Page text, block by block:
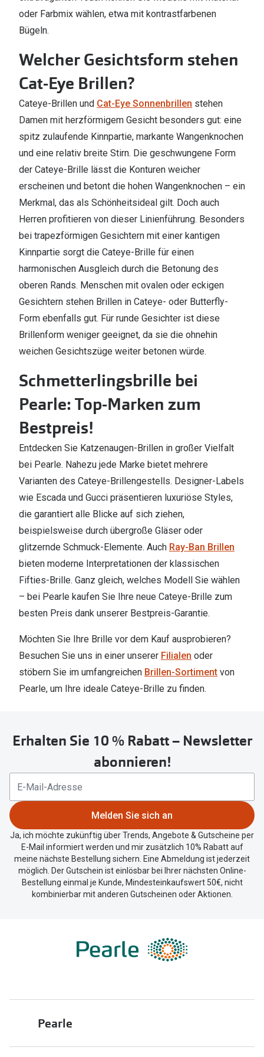
oder Farbmix wählen, etwa mit kontrastfarbenen
Bügeln.
Welcher Gesichtsform stehen
Cat-Eye Brillen?
Cateye-Brillen und Cat-Eye Sonnenbrillen stehen
Damen mit herzförmigem Gesicht besonders gut: eine
spitz zulaufende Kinnpartie, markante Wangenknochen
und eine relativ breite Stirn. Die geschwungene Form
der Cateye-Brille lässt die Konturen weicher
erscheinen und betont die hohen Wangenknochen – ein
Merkmal, das als Schönheitsideal gilt. Doch auch
Herren profitieren von dieser Linienführung. Besonders
bei trapezförmigen Gesichtern mit einer kantigen
Kinnpartie sorgt die Cateye-Brille für einen
harmonischen Ausgleich durch die Betonung des
oberen Rands. Menschen mit ovalen oder eckigen
Gesichtern stehen Brillen in Cateye- oder Butterfly-
Form ebenfalls gut. Für runde Gesichter ist diese
Brillenform weniger geeignet, da sie die ohnehin
weichen Gesichtszüge weiter betonen würde.
Schmetterlingsbrille bei
Pearle: Top-Marken zum
Bestpreis!
Entdecken Sie Katzenaugen-Brillen in großer Vielfalt
bei Pearle. Nahezu jede Marke bietet mehrere
Varianten des Cateye-Brillengestells. Designer-Labels
wie Escada und Gucci präsentieren luxuriöse Styles,
die garantiert alle Blicke auf sich ziehen,
beispielsweise durch übergroße Gläser oder
glitzernde Schmuck-Elemente. Auch Ray-Ban Brillen
bieten moderne Interpretationen der klassischen
Fifties-Brille. Ganz gleich, welches Modell Sie wählen
– bei Pearle kaufen Sie Ihre neue Cateye-Brille zum
besten Preis dank unserer Bestpreis-Garantie.
Möchten Sie Ihre Brille vor dem Kauf ausprobieren?
Besuchen Sie uns in einer unserer Filialen oder
stöbern Sie im umfangreichen Brillen-Sortiment von
Pearle, um Ihre ideale Cateye-Brille zu finden.
Erhalten Sie 10 % Rabatt – Newsletter
abonnieren!
Melden Sie sich an
Ja, ich möchte zukünftig über Trends, Angebote & Gutscheine per
E-Mail informiert werden und mir zusätzlich 10% Rabatt auf
meine nächste Bestellung sichern. Eine Abmeldung ist jederzeit
möglich. Der Gutschein ist einlösbar bei Ihrer nächsten Online-
Bestellung einmal je Kunde, Mindesteinkaufswert 50€, nicht
kombinierbar mit anderen Gutscheinen oder Aktionen.
Pearle